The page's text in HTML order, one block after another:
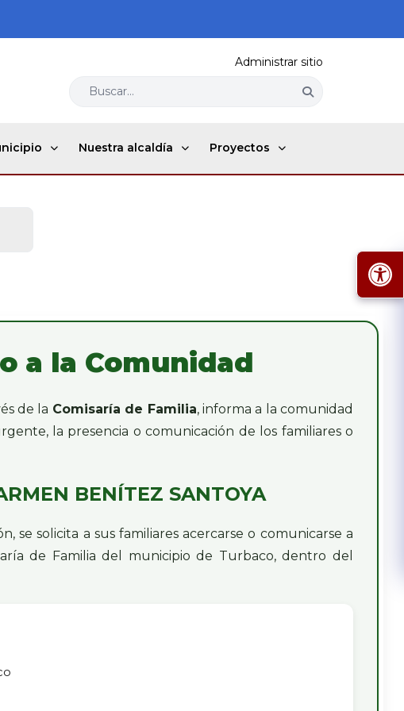
Administrar sitio
Buscar...
Nuestra alcaldía Proyectos
a la Comunidad
de la Comisaría de Familia, informa a la comunidad
la presencia o comunicación de los familiares o
BENÍTEZ SANTOYA
se solicita a sus familiares acercarse o comunicarse a
de Familia del municipio de Turbaco, dentro del